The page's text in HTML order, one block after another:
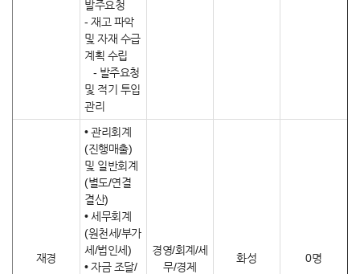
발주요청
- 재고 파악
및 자재 수급
계획 수립
- 발주요청
및 적기 투입
관리
재경
• 관리회계
(진행매출)
및 일반회계
(별도/연결
결산)
• 세무회계
(원천세/부가
세/법인세)
• 자금 조달/
경영/회계/세
무/경제
화성 0명